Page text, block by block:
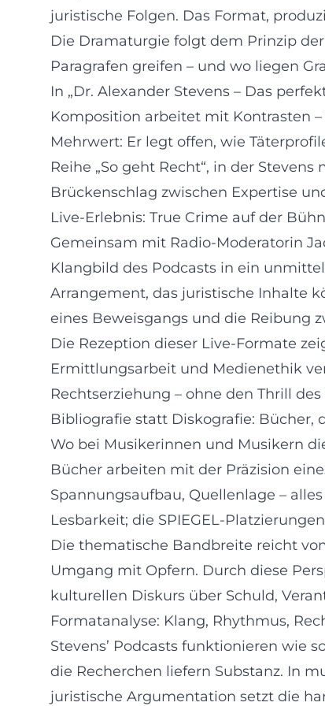
juristische Folgen. Das Format,
Die Dramaturgie folgt dem Prinzip
Paragrafen greifen – und wo liegen
In „Dr. Alexander Stevens – Das
Komposition arbeitet mit Kontrasten
Mehrwert: Er legt offen, wie
Reihe „So geht Recht“, in der
Brückenschlag zwischen Expertise
Live-Erlebnis: True Crime auf der
Gemeinsam mit Radio-Moderatorin
Klangbild des Podcasts in ein
Arrangement, das juristische Inhalte
eines Beweisgangs und die Reibung
Die Rezeption dieser Live-Formate
Ermittlungsarbeit und Medienethik
Rechtserziehung – ohne den Thrill
Bibliografie statt Diskografie: Bücher,
Wo bei Musikerinnen und Musikern
Bücher arbeiten mit der Präzision
Spannungsaufbau, Quellenlage –
Lesbarkeit; die SPIEGEL-
Die thematische Bandbreite reicht
Umgang mit Opfern. Durch diese
kulturellen Diskurs über Schuld,
Formatanalyse: Klang, Rhythmus,
Stevens’ Podcasts funktionieren wie
die Recherchen liefern Substanz. In
juristische Argumentation setzt die